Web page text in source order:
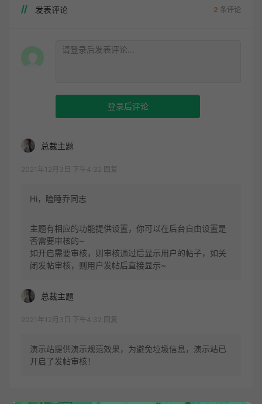
发表评论 2 条评论
登录后评论
总裁主题
2021年12月3日 下午4:32 回复
Hi，瞌睡乔同志
主题有相应的功能提供设置，你可以在后台自由设置是
否需要审核的~
如开启需要审核，则审核通过后显示用户的帖子，如关
闭发帖审核，则用户发帖后直接显示~
总裁主题
2021年12月3日 下午4:32 回复
演示站提供演示规范效果，为避免垃圾信息，演示站已
开启了发帖审核！